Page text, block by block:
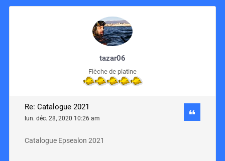
tazar06
Flèche de platine
Re: Catalogue 2021
lun. déc. 28, 2020 10:26 am
Catalogue Epsealon 2021